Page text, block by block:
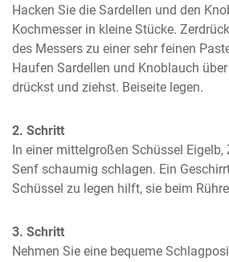
Hacken Sie die Sardellen und den
Kochmesser in kleine Stücke.
des Messers zu einer sehr feinen
Haufen Sardellen und Knoblauch
drückst und ziehst. Beiseite legen.
2. Schritt
In einer mittelgroßen Schüssel
Senf schaumig schlagen. Ein
Schüssel zu legen hilft, sie beim
3. Schritt
Nehmen Sie eine bequeme